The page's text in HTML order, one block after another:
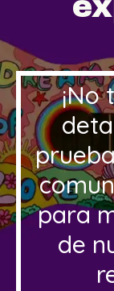
¡No
para
de